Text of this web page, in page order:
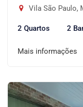
Vila São Paulo,
2 Quartos 2
Mais informações